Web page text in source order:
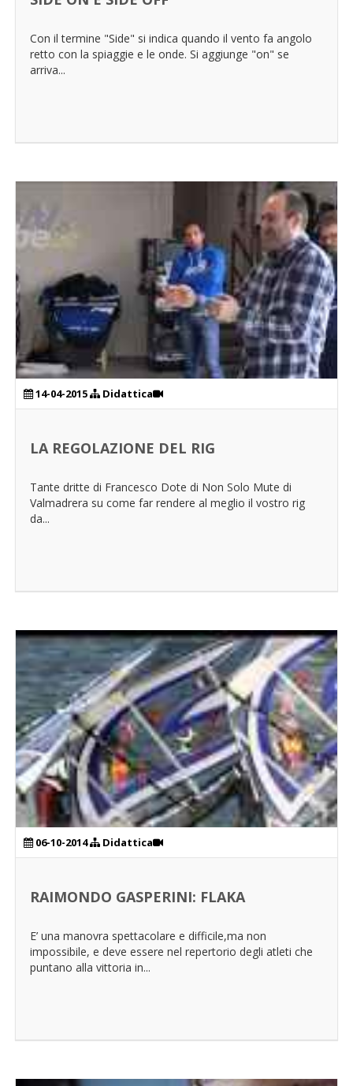
Con il termine "Side" si indica quando il vento fa angolo
retto con la spiaggie e le onde. Si aggiunge "on" se
arriva...
14-04-2015 Didattica
LA REGOLAZIONE DEL RIG
Tante dritte di Francesco Dote di Non Solo Mute di
Valmadrera su come far rendere al meglio il vostro rig
da...
06-10-2014 Didattica
RAIMONDO GASPERINI: FLAKA
E’ una manovra spettacolare e difficile,ma non
impossibile, e deve essere nel repertorio degli atleti che
puntano alla vittoria in...